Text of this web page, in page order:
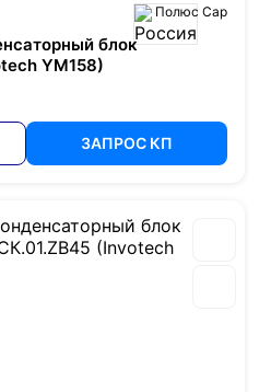
Полюс Сар
блок
YM158)
ЗАПРОС КП